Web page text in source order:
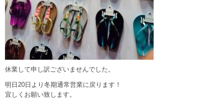
休業して申し訳ございませんでした。
明日20日より冬期通常営業に戻ります！
宜しくお願い致します。